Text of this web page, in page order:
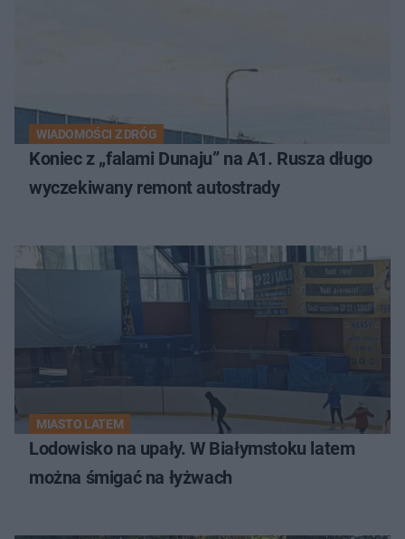
WIADOMOŚCI Z DRÓG
Koniec z „falami Dunaju” na A1. Rusza długo
wyczekiwany remont autostrady
MIASTO LATEM
Lodowisko na upały. W Białymstoku latem
można śmigać na łyżwach